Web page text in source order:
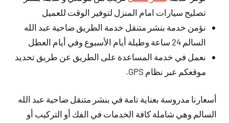
تصليح سيارات امام المنزل لتوفير الوقت للعميل
نؤمن خدمة بنشر متنقل خدمة الطريق ضاحية عبد الله
السالم 24 ساعة وطيلة أيام الأسبوع وفي أيام العطل
نعمل في خدمة المساعدة على الطريق عن طريق تحديد
موقعكم عبر نظام GPS.
أسعارنا مدروسة بعناية تامة في بنشر متنقل ضاحية عبد الله
السالم وهي شاملة كافة الخدمات في الفك أو التركيب أو